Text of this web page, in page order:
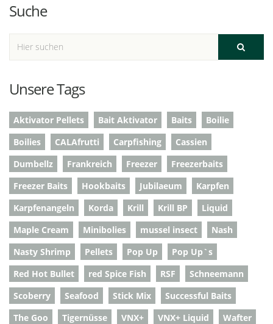
Suche
Unsere Tags
Aktivator Pellets Bait Aktivator Baits
Boilie
Boilies
CALAfrutti Carpfishing
Cassien
Dumbellz
Frankreich Freezer
Freezerbaits
Freezer Baits
Hookbaits Jubilaeum
Karpfen
Karpfenangeln
Korda Krill Krill BP
Liquid
Maple Cream
Minibolies mussel insect
Nash
Nasty Shrimp
Pellets Pop Up
Pop Up`s
Red Hot Bullet
red Spice Fish RSF
Schneemann
Scoberry
Seafood Stick Mix
Successful Baits
The Goo
Tigernüsse VNX+ VNX+ Liquid
Wafter